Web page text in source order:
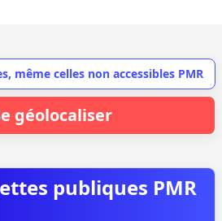
même celles non accessibles PMR
géolocaliser
publiques PMR